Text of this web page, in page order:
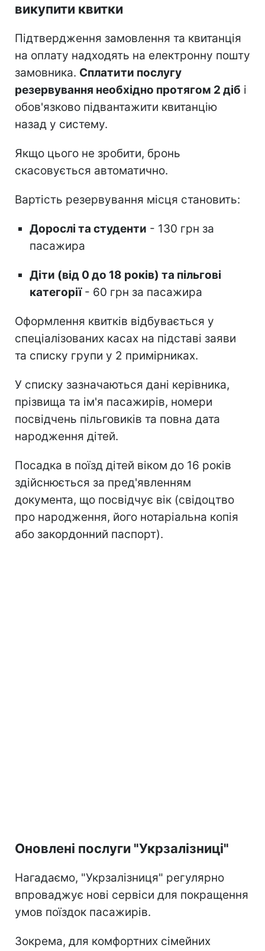
викупити квитки
Підтвердження замовлення та квитанція
на оплату надходять на електронну пошту
замовника. Сплатити послугу
резервування необхідно протягом 2 діб і
обов'язково підвантажити квитанцію
назад у систему.
Якщо цього не зробити, бронь
скасовується автоматично.
Вартість резервування місця становить:
Дорослі та студенти - 130 грн за
пасажира
Діти (від 0 до 18 років) та пільгові
категорії- 60 грн за пасажира
Оформлення квитків відбувається у
спеціалізованих касах на підставі заяви
та списку групи у 2 примірниках.
У списку зазначаються дані керівника,
прізвища та ім'я пасажирів, номери
посвідчень пільговиків та повна дата
народження дітей.
Посадка в поїзд дітей віком до 16 років
здійснюється за пред'явленням
документа, що посвідчує вік (свідоцтво
про народження, його нотаріальна копія
або закордонний паспорт).
Оновлені послуги "Укрзалізниці"
Нагадаємо, "Укрзалізниця" регулярно
впроваджує нові сервіси для покращення
умов поїздок пасажирів.
Зокрема, для комфортних сімейних